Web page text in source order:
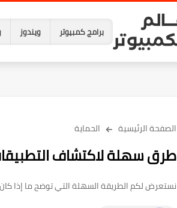
برامج كمبيوتر ويندوز
الصفحة الرئيسية الحماية
طرق سهلة لاكتشاف
نستعرض لكم الطريقة السهلة التي توضح ما إذا